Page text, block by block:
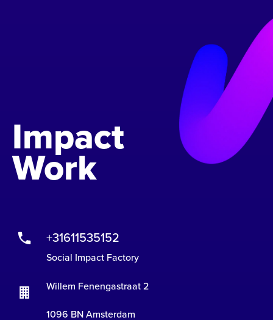
Impact
Work
+31611535152
Social Impact Factory
Willem Fenengastraat 2
1096 BN Amsterdam